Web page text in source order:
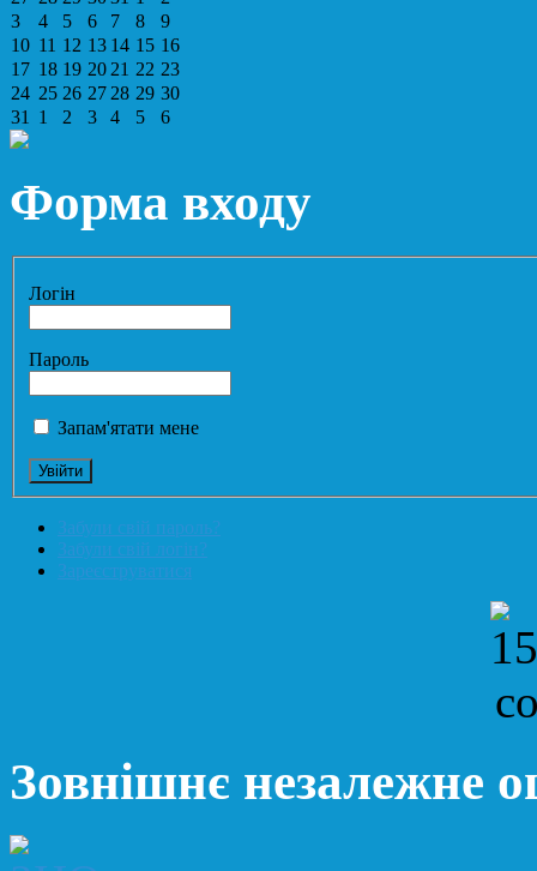
3
4 5 6 7 8
9
10 11 12 13 14 15 16
17 18 19 20 21 22 23
24 25 26 27 28 29 30
31
1 2 3 4 5 6
Форма входу
Логін
Пароль
Запам'ятати мене
Забули свій пароль?
Забули свій логін?
Зареєструватися
Зовнішнє незалежне